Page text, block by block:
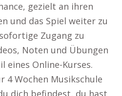
gezielt an ihren
und das Spiel weiter zu
Zugang zu
Noten und Übungen
eines Online-Kurses.
4 Wochen Musikschule
dich befindest, du hast